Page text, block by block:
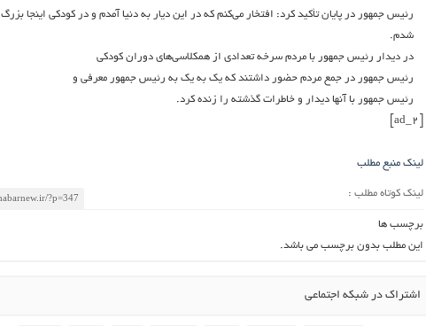
رئیس جمهور در پایان تأکید کرد: افتخار می‌کنم که در این دیار به دنیا آمدم و در کودکی اینجا بزرگ
شدم.
در دیدار رئیس جمهور با مردم سرخه تعدادی از همکلاسی‌های دوران کودکی
رئیس جمهور در جمع مردم حضور داشتند که یک به یک به رئیس جمهور معرفی و
رئیس جمهور با آنها دیدار و خاطرات گذشته را زنده کرد.
لینک منبع مطلب
لینک کوتاه مطلب :
برچسب ها
این مطلب بدون برچسب می باشد.
اشتراک در شبکه اجتماعی